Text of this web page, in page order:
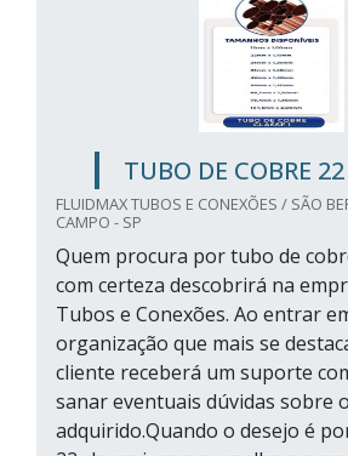
TUBO DE COBRE 22
FLUIDMAX TUBOS E CONEXÕES / SÃO
CAMPO - SP
Quem procura por tubo de
com certeza descobrirá na
Tubos e Conexões. Ao entrar
organização que mais se
cliente receberá um suporte
sanar eventuais dúvidas sobre
adquirido.Quando o desejo é